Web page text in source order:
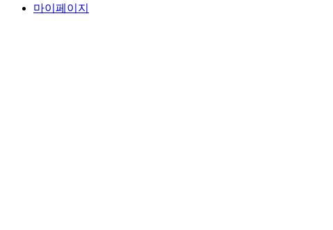
마이페이지